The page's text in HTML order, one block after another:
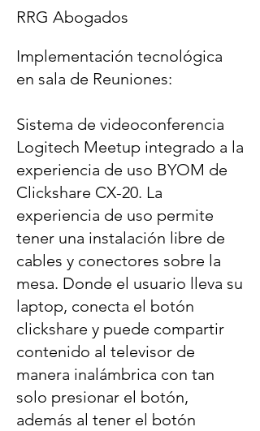
RRG Abogados
Implementación tecnológica
en sala de Reuniones:
Sistema de videoconferencia
Logitech Meetup integrado a la
experiencia de uso BYOM de
Clickshare CX-20. La
experiencia de uso permite
tener una instalación libre de
cables y conectores sobre la
mesa. Donde el usuario lleva su
laptop, conecta el botón
clickshare y puede compartir
contenido al televisor de
manera inalámbrica con tan
solo presionar el botón,
además al tener el botón